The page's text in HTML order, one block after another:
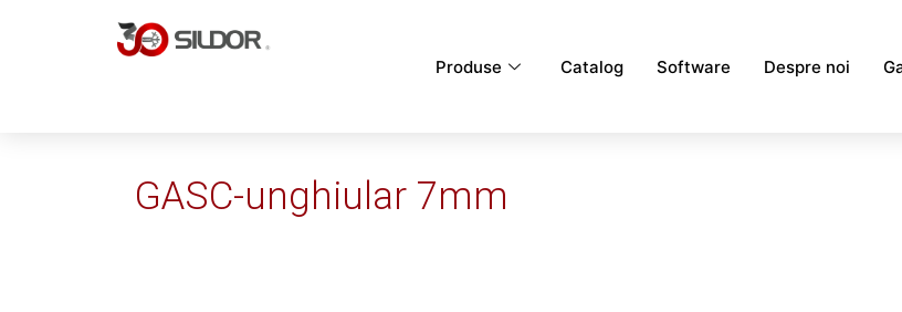
Produse Catalog Software Despre noi
GASC-unghiular 7mm